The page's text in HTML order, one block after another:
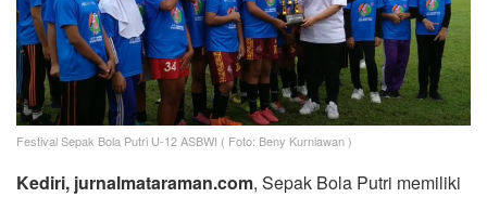
Festival Sepak Bola Putri U-12 ASBWI ( Foto: Beny Kurniawan )
Kediri, jurnalmataraman.com, Sepak Bola Putri memiliki